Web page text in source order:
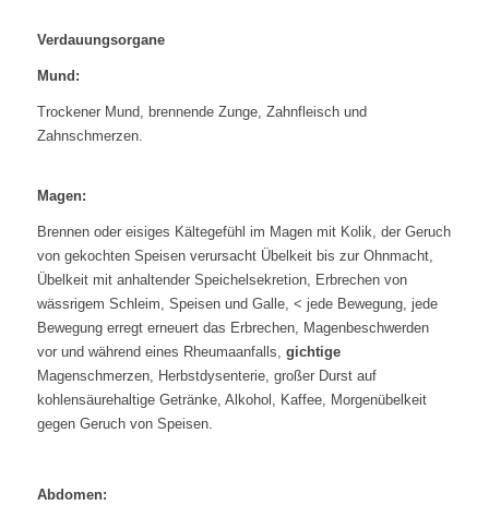
Verdauungsorgane
Mund:
Trockener Mund, brennende Zunge, Zahnfleisch und
Zahnschmerzen.
Magen:
Brennen oder eisiges Kältegefühl im Magen mit Kolik, der Geruch
von gekochten Speisen verursacht Übelkeit bis zur Ohnmacht,
Übelkeit mit anhaltender Speichelsekretion, Erbrechen von
wässrigem Schleim, Speisen und Galle, < jede Bewegung, jede
Bewegung erregt erneuert das Erbrechen, Magenbeschwerden
vor und während eines Rheumaanfalls, gichtige
Magenschmerzen, Herbstdysenterie, großer Durst auf
kohlensäurehaltige Getränke, Alkohol, Kaffee, Morgenübelkeit
gegen Geruch von Speisen.
Abdomen: